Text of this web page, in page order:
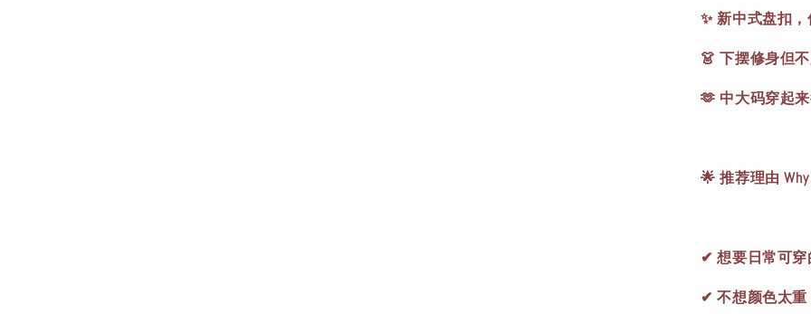
✨ 新中式盘扣
👗 下摆修身但
🫶 中大码穿起
🌟 推荐理由 Why
✔ 想要日常可穿
✔ 不想颜色太重